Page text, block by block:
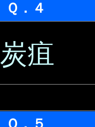
Ｑ．４
炭疽